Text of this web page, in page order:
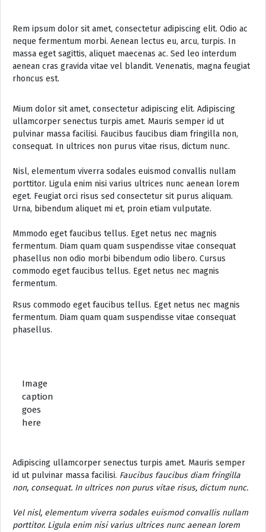
Rem ipsum dolor sit amet, consectetur adipiscing elit. Odio ac
neque fermentum morbi. Aenean lectus eu, arcu, turpis. In
massa eget sagittis, aliquet maecenas ac. Sed leo interdum
aenean cras gravida vitae vel blandit. Venenatis, magna feugiat
rhoncus est.
Mium dolor sit amet, consectetur adipiscing elit. Adipiscing
ullamcorper senectus turpis amet. Mauris semper id ut
pulvinar massa facilisi. Faucibus faucibus diam fringilla non,
consequat. In ultrices non purus vitae risus, dictum nunc.
Nisl, elementum viverra sodales euismod convallis nullam
porttitor. Ligula enim nisi varius ultrices nunc aenean lorem
eget. Feugiat orci risus sed consectetur sit purus aliquam.
Urna, bibendum aliquet mi et, proin etiam vulputate.
Mmmodo eget faucibus tellus. Eget netus nec magnis
fermentum. Diam quam quam suspendisse vitae consequat
phasellus non odio morbi bibendum odio libero. Cursus
commodo eget faucibus tellus. Eget netus nec magnis
fermentum.
Rsus commodo eget faucibus tellus. Eget netus nec magnis
fermentum. Diam quam quam suspendisse vitae consequat
phasellus.
Image
caption
goes
here
Adipiscing ullamcorper senectus turpis amet. Mauris semper
id ut pulvinar massa facilisi. Faucibus faucibus diam fringilla
non, consequat. In ultrices non purus vitae risus, dictum nunc.
Vel nisl, elementum viverra sodales euismod convallis nullam
porttitor. Ligula enim nisi varius ultrices nunc aenean lorem